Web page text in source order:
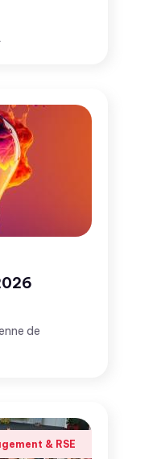
de
& RSE